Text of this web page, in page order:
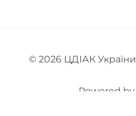
© 2026 ЦДІАК України
Powered by